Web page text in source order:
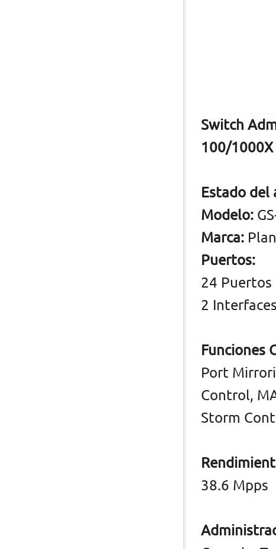
Switch
100/1000X
Estado del
Modelo:
Marca:
Puertos:
24 Puertos
2
Funciones
Port
Control,
Storm
38.6 Mpps